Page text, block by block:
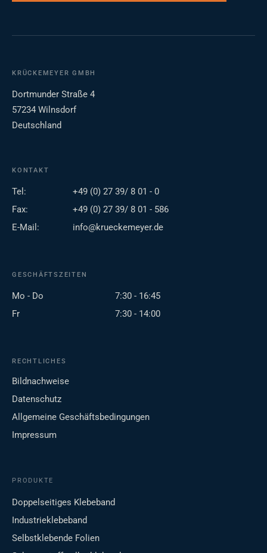
KRÜCKEMEYER GMBH
Dortmunder Straße 4
57234 Wilnsdorf
Deutschland
KONTAKT
Tel:
+49 (0) 27 39/ 8 01 - 0
Fax:
+49 (0) 27 39/ 8 01 - 586
E-Mail:
info@krueckemeyer.de
GESCHÄFTSZEITEN
Mo - Do
7:30 - 16:45
Fr
7:30 - 14:00
RECHTLICHES
Bildnachweise
Datenschutz
Allgemeine Geschäftsbedingungen
Impressum
PRODUKTE
Doppelseitiges Klebeband
Industrieklebeband
Selbstklebende Folien